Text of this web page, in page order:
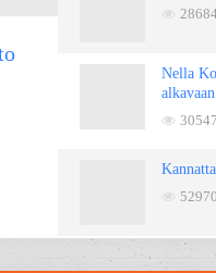
Nella
30547
52970